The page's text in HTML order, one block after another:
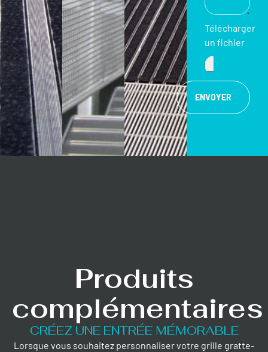
Télécharger
un fichier
ENVOYER
Produits
complémentaires
CRÉEZ UNE ENTRÉE MÉMORABLE
Lorsque vous souhaitez personnaliser votre grille gratte-